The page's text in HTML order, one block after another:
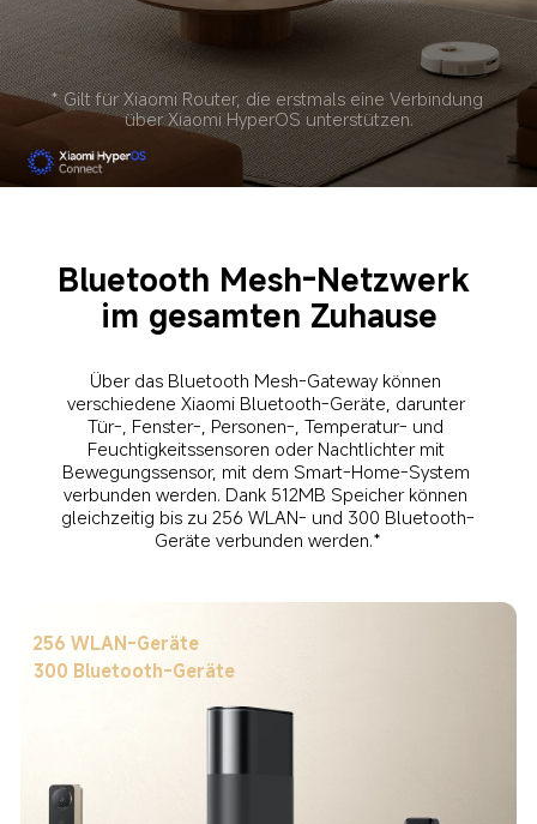
* Gilt für Xiaomi Router, die erstmals eine Verbindung
über Xiaomi HyperOS unterstützen.
Bluetooth Mesh-Netzwerk
Über das Bluetooth Mesh-Gateway können
verschiedene Xiaomi Bluetooth-Geräte, darunter
Tür-, Fenster-, Personen-, Temperatur- und
Feuchtigkeitssensoren oder Nachtlichter mit
Bewegungssensor, mit dem Smart-Home-System
verbunden werden. Dank 512MB Speicher können
gleichzeitig bis zu 256 WLAN- und 300 Bluetooth-
256 WLAN-Geräte
300 Bluetooth-Geräte